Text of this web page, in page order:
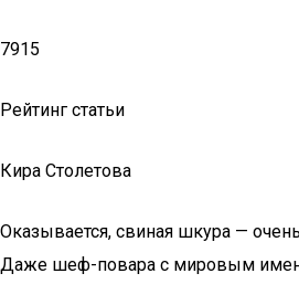
7915
Рейтинг статьи
Кира Столетова
Оказывается, свиная шкура —
Даже шеф-повара с мировым